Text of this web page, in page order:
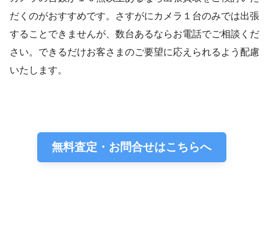
だくのがおすすめです。さすがにカメラ１台のみでは出張
することできませんが、数台あるならお電話でご相談くだ
さい。できるだけお客さまのご要望に応えられるよう配慮
いたします。
無料査定・お問合せはこちらへ